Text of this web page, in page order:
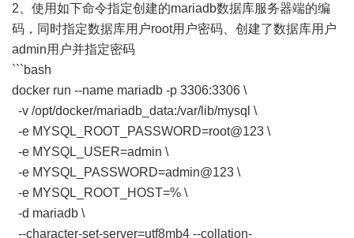
2、使用如下命令指定创建的mariadb数据库服务器端的编
码，同时指定数据库用户root用户密码、创建了数据库用户
admin用户并指定密码
```bash
docker run --name mariadb -p 3306:3306 \
-v /opt/docker/mariadb_data:/var/lib/mysql \
-e MYSQL_ROOT_PASSWORD=root@123 \
-e MYSQL_USER=admin \
-e MYSQL_PASSWORD=admin@123 \
-e MYSQL_ROOT_HOST=% \
-d mariadb \
--character-set-server=utf8mb4 --collation-